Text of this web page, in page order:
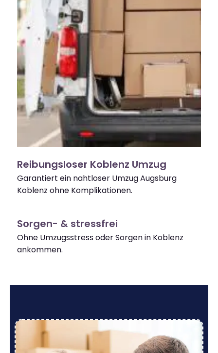
Reibungsloser Koblenz Umzug
Garantiert ein nahtloser Umzug Augsburg
Koblenz ohne Komplikationen.
Sorgen- & stressfrei
Ohne Umzugsstress oder Sorgen in Koblenz
ankommen.